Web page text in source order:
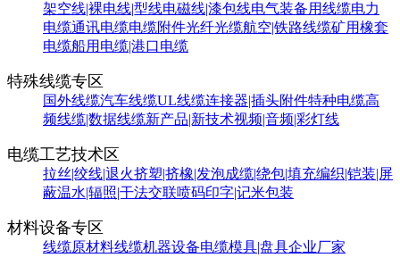
架空线|裸电线|型线电磁线|漆包线电气装备用线缆电力
电缆通讯电缆电缆附件光纤光缆航空|铁路线缆矿用橡套
电缆船用电缆|港口电缆
特殊线缆专区
国外线缆汽车线缆UL线缆连接器|插头附件特种电缆高
频线缆|数据线缆新产品|新技术视频|音频|彩灯线
电缆工艺技术区
拉丝|绞线|退火挤塑|挤橡|发泡成缆|绕包|填充编织|铠装|屏
蔽温水|辐照|干法交联喷码印字|记米包装
材料设备专区
线缆原材料线缆机器设备电缆模具|盘具企业厂家